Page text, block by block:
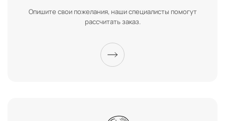
Опишите свои пожелания, наши специалисты помогут
рассчитать заказ.